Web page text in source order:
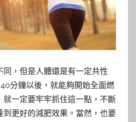
同，但是人體還是有一定共性
分鐘以後，就能夠開始全面燃
就一定要牢牢抓住這一點，不斷
到更好的減肥效果。當然，也要